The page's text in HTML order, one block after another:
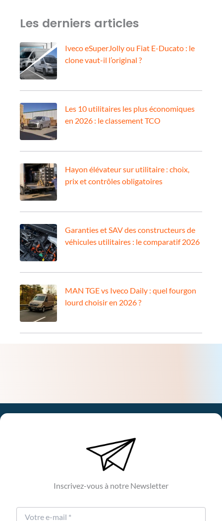
Les derniers articles
Iveco eSuperJolly ou Fiat E-Ducato : le
clone vaut-il l’original ?
Les 10 utilitaires les plus économiques
en 2026 : le classement TCO
Hayon élévateur sur utilitaire : choix,
prix et contrôles obligatoires
Garanties et SAV des constructeurs de
véhicules utilitaires : le comparatif 2026
MAN TGE vs Iveco Daily : quel fourgon
lourd choisir en 2026 ?
Inscrivez-vous à notre Newsletter